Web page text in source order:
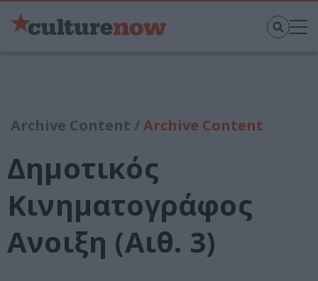
Archive Content /Archive Content
Δημοτικός
Κινηματογράφος
Ανοιξη (Αιθ. 3)